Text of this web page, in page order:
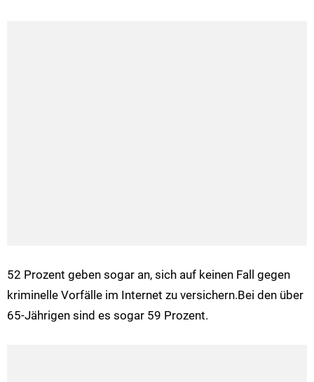
52 Prozent geben sogar an, sich auf keinen Fall gegen
kriminelle Vorfälle im Internet zu versichern.Bei den über
65-Jährigen sind es sogar 59 Prozent.